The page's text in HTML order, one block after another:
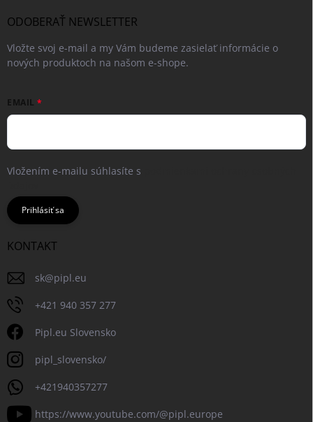
ODOBERAŤ NEWSLETTER
Vložte svoj e-mail a my Vám budeme zasielať informácie o
nových produktoch na našom e-shope.
EMAIL
Vložením e-mailu súhlasíte s
Prihlásiť sa
KONTAKT
sk@pipl.eu
+421 940 357 277
Pipl.eu Slovensko
pipl_slovensko/
+421940357277
https://www.youtube.com/@pipl.europe